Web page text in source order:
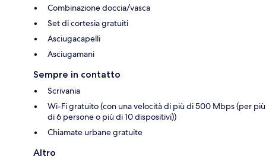
Combinazione doccia/vasca
Set di cortesia gratuiti
Asciugacapelli
Asciugamani
Sempre in contatto
Scrivania
Wi-Fi gratuito (con una velocità di più di 500 Mbps (per più
di 6 persone o più di 10 dispositivi))
Chiamate urbane gratuite
Altro